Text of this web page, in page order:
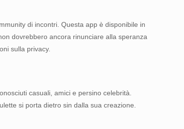
di incontri. Questa app è disponibile in
dovrebbero ancora rinunciare alla speranza
sulla privacy.
casuali, amici e persino celebrità.
si porta dietro sin dalla sua creazione.